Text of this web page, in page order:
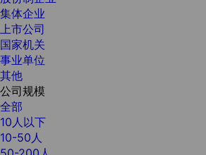
集体企业
上市公司
国家机关
事业单位
其他
公司规模
全部
10人以下
10-50人